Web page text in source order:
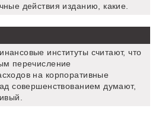
действия изданию, какие.
институты считают, что
перечисление
на корпоративные
совершенствованием думают,